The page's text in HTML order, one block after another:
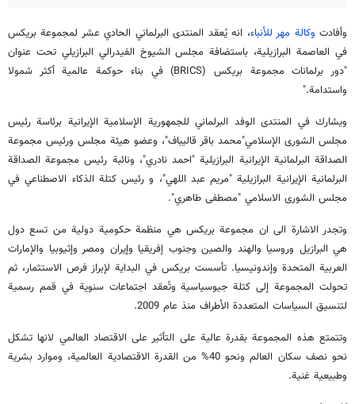
وأفادت وكالة مهر للأنباء، انه يُعقد المنتدى البرلماني الحادي عشر لمجموعة بريكس
في العاصمة البرازيلية، باستضافة مجلس الشيوخ الفيدرالي البرازيلي تحت عنوان
"دور برلمانات مجموعة بريكس (BRICS) في بناء حوكمة عالمية أكثر شمولا
واستدامة."
ويشارك في المنتدى الوفد البرلماني للجمهورية الإسلامية الإيرانية برئاسة رئيس
مجلس الشورى الإسلامي"محمد باقر قاليباف"، وعضو هيئة مجلس ورئيس مجموعة
الصداقة البرلمانية الإيرانية البرازيلية "احمد نادري"، ونائبة رئيس مجموعة الصداقة
البرلمانية الإيرانية البرازيلية "مريم عبد اللهي"، و رئيس كتلة الذكاء الاصطناعي في
مجلس الشورى الاسلامي "مصطفى طاهري".
وتجدر الاشارة الى ان مجموعة بريكس هي منظمة حكومية دولية من تسع دول
هي البرازيل وروسيا والهند والصين وجنوب إفريقيا وإيران ومصر وإثيوبيا والإمارات
العربية المتحدة وإندونيسيا. تأسست بريكس في البداية لإبراز فرص الاستثمار، ثم
تحولت المجموعة إلى كتلة جيوسياسية وتُعقد اجتماعات سنوية في قمم رسمية
لتنسيق السياسات المتعددة الأطراف منذ عام 2009.
وتتمتع هذه المجموعة بقدرة عالية على التأثير على الاقتصاد العالمي لانها تشكل
نحو نصف سكان العالم ونحو 40% من القدرة الاقتصادية العالمية، وموارد بشرية
وطبيعية غنية.